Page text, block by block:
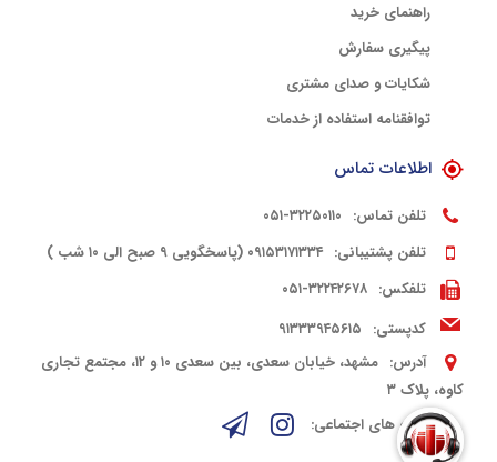
راهنمای خرید
پیگیری سفارش
شکایات و صدای مشتری
توافقنامه استفاده از خدمات
اطلاعات تماس
تلفن تماس: ۳۲۲۵۰۱۱۰-۰۵۱
تلفن پشتیبانی: ۰۹۱۵۳۱۷۱۳۳۴ (پاسخگویی ۹ صبح الی ۱۰ شب )
تلفکس: ۳۲۲۴۲۶۷۸-۰۵۱
کدپستی: ۹۱۳۳۳۹۴۵۶۱۵
آدرس:
مشهد، خیابان سعدی، بین سعدی ۱۰ و ۱۲، مجتمع تجاری
کاوه، پلاک ۳
شبکه های اجتماعی: